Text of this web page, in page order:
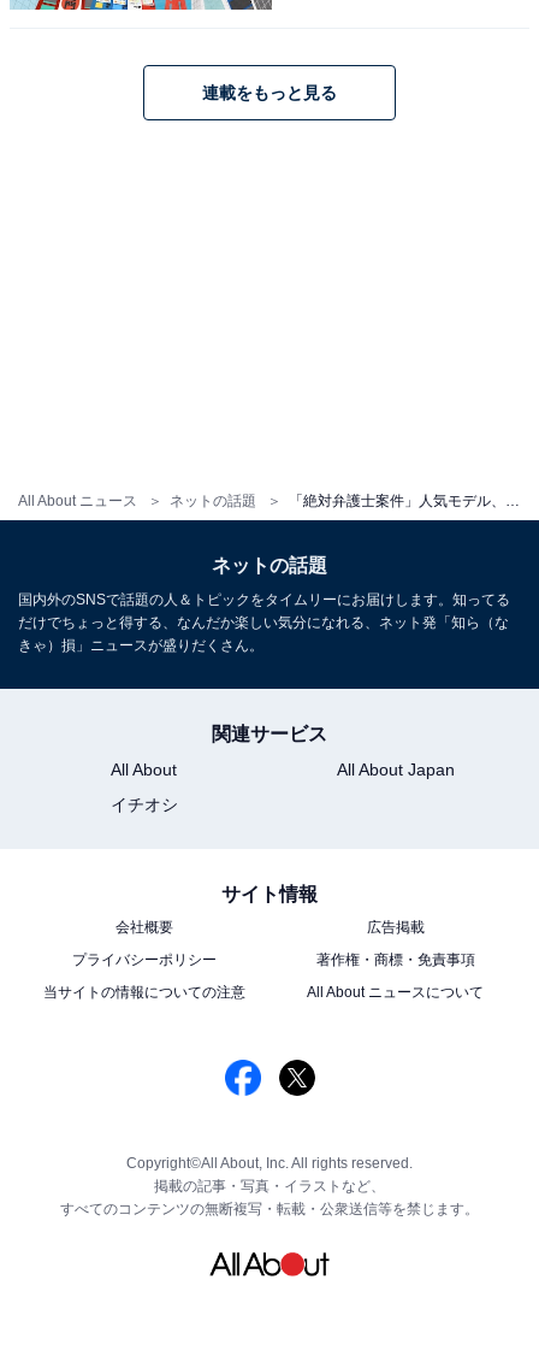
All About ニュース ネットの話題
連載をもっと見る
ネットの話題
国内外のSNSで話題の人＆トピックをタイムリーにお届けします。知ってる
だけでちょっと得する、なんだか楽しい気分になれる、ネット発「知ら（な
きゃ）損」ニュースが盛りだくさん。
関連サービス
All About
All About Japan
イチオシ
サイト情報
会社概要
広告掲載
プライバシーポリシー
著作権・商標・免責事項
当サイトの情報についての注意
All About ニュースについて
Copyright©All About, Inc. All rights reserved.
掲載の記事・写真・イラストなど、
すべてのコンテンツの無断複写・転載・公衆送信等を禁じます。